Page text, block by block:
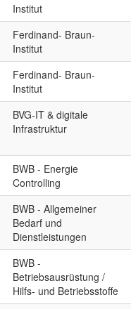
Institut
Ferdinand- Braun-
Institut
Ferdinand- Braun-
Institut
BVG-IT & digitale
Infrastruktur
BWB - Energie
Controlling
BWB - Allgemeiner
Bedarf und
Dienstleistungen
BWB -
Betriebsausrüstung /
Hilfs- und Betriebsstoffe